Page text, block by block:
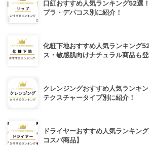
口紅おすすめ人気ランキング52選
プラ・デパコス別に紹介！
化粧下地おすすめ人気ランキング
ス・敏感肌向けナチュラル商品も登
クレンジングおすすめ人気ランキ
テクスチャータイプ別に紹介！
ドライヤーおすすめ人気ランキン
コスパ商品】